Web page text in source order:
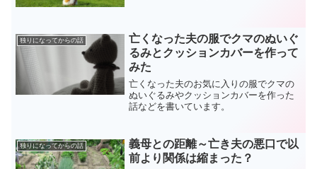
独りになってからの話
亡くなった夫の服でクマのぬいぐ
るみとクッションカバーを作って
みた
亡くなった夫のお気に入りの服でクマの
ぬいぐるみやクッションカバーを作った
話などを書いています。
独りになってからの話
義母との距離～亡き夫の悪口で以
前より関係は縮まった？